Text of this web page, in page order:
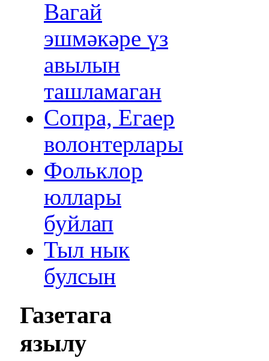
Вагай
эшмәкәре үз
авылын
ташламаган
Сопра, Егаер
волонтерлары
Фольклор
юллары
буйлап
Тыл нык
булсын
Газетага
язылу